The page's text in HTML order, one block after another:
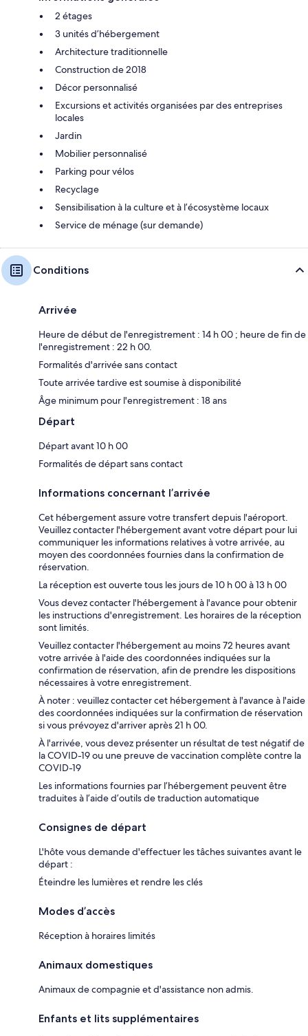
2 étages
3 unités d’hébergement
Architecture traditionnelle
Construction de 2018
Décor personnalisé
Excursions et activités organisées par des entreprises
locales
Jardin
Mobilier personnalisé
Parking pour vélos
Recyclage
Sensibilisation à la culture et à l’écosystème locaux
Service de ménage (sur demande)
Conditions
Arrivée
Heure de début de l'enregistrement : 14 h 00 ; heure de fin de
l'enregistrement : 22 h 00.
Formalités d'arrivée sans contact
Toute arrivée tardive est soumise à disponibilité
Âge minimum pour l'enregistrement : 18 ans
Départ
Départ avant 10 h 00
Formalités de départ sans contact
Informations concernant l’arrivée
Cet hébergement assure votre transfert depuis l'aéroport.
Veuillez contacter l'hébergement avant votre départ pour lui
communiquer les informations relatives à votre arrivée, au
moyen des coordonnées fournies dans la confirmation de
réservation.
La réception est ouverte tous les jours de 10 h 00 à 13 h 00
Vous devez contacter l'hébergement à l'avance pour obtenir
les instructions d'enregistrement. Les horaires de la réception
sont limités.
Veuillez contacter l'hébergement au moins 72 heures avant
votre arrivée à l'aide des coordonnées indiquées sur la
confirmation de réservation, afin de prendre les dispositions
nécessaires à votre enregistrement.
À noter : veuillez contacter cet hébergement à l'avance à l'aide
des coordonnées indiquées sur la confirmation de réservation
si vous prévoyez d'arriver après 21 h 00.
À l'arrivée, vous devez présenter un résultat de test négatif de
la COVID-19 ou une preuve de vaccination complète contre la
COVID-19
Les informations fournies par l’hébergement peuvent être
traduites à l’aide d’outils de traduction automatique
Consignes de départ
L'hôte vous demande d'effectuer les tâches suivantes avant le
départ :
Éteindre les lumières et rendre les clés
Modes d’accès
Réception à horaires limités
Animaux domestiques
Animaux de compagnie et d'assistance non admis.
Enfants et lits supplémentaires